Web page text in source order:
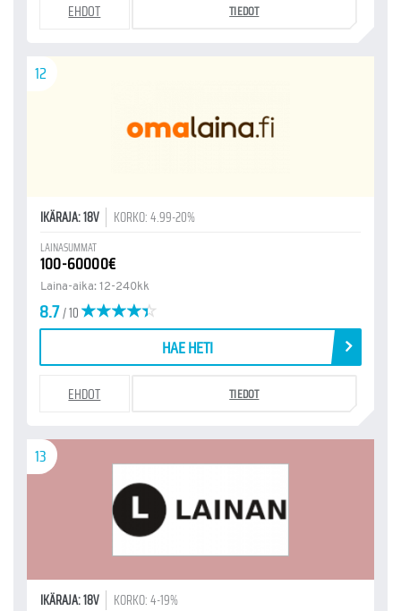
EHDOT TIEDOT
12
IKÄRAJA: 18V KORKO: 4.99-20%
LAINASUMMAT
100-60000€
Laina-aika: 12-240kk
8.7/ 10
HAE HETI
EHDOT TIEDOT
13
IKÄRAJA: 18V KORKO: 4-19%